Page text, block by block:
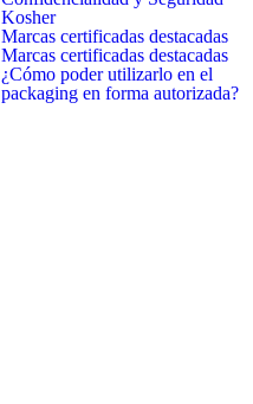
Kosher
Marcas certificadas destacadas
Marcas certificadas destacadas
¿Cómo poder utilizarlo en el
packaging en forma autorizada?